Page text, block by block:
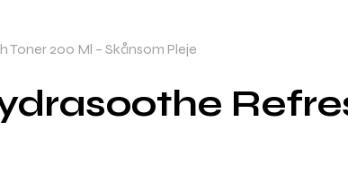
200 Ml – Skånsom Pleje